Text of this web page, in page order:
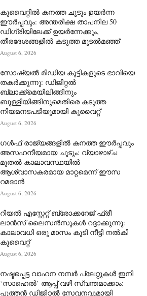
കുവൈറ്റിൽ കനത്ത ചൂടും ഉയർന്ന
ഈർപ്പവും: അന്തരീക്ഷ താപനില 50
ഡിഗ്രിയിലേക്ക് ഉയർന്നേക്കും,
തീരദേശങ്ങളിൽ കടുത്ത മൂടൽമഞ്ഞ്
August 6, 2026
സോഷ്യൽ മീഡിയ കുട്ടികളുടെ ഭാവിയെ
തകർക്കുന്നു: ഡിജിറ്റൽ
ബ്ലാക്ക്‌മെയിലിങ്ങിനും
ബുള്ളിയിങ്ങിനുമെതിരെ കടുത്ത
നിയമനടപടിയുമായി കുവൈറ്റ്
August 6, 2026
ഗൾഫ് രാജ്യങ്ങളിൽ കനത്ത ഈർപ്പവും
അസഹനീയമായ ചൂടും: വ്യാഴാഴ്ച
മുതൽ കാലാവസ്ഥയിൽ
ആശ്വാസകരമായ മാറ്റമെന്ന് ഈസ
റമദാൻ
August 6, 2026
റിയൽ എസ്റ്റേറ്റ് ബ്രോക്കറേജ് ഫ്രീ
ലാൻസ് ലൈസൻസുകൾ റദ്ദാക്കുന്നു:
കാലാവധി ഒരു മാസം കൂടി നീട്ടി നൽകി
കുവൈറ്റ്
August 6, 2026
നഷ്ടപ്പെട്ട വാഹന നമ്പർ പ്ലേറ്റുകൾ ഇനി
‘സാഹെൽ’ ആപ്പ് വഴി സ്വന്തമാക്കാം:
പുത്തൻ ഡിജിറ്റൽ സേവനവുമായി